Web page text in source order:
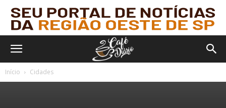
Início Cidades